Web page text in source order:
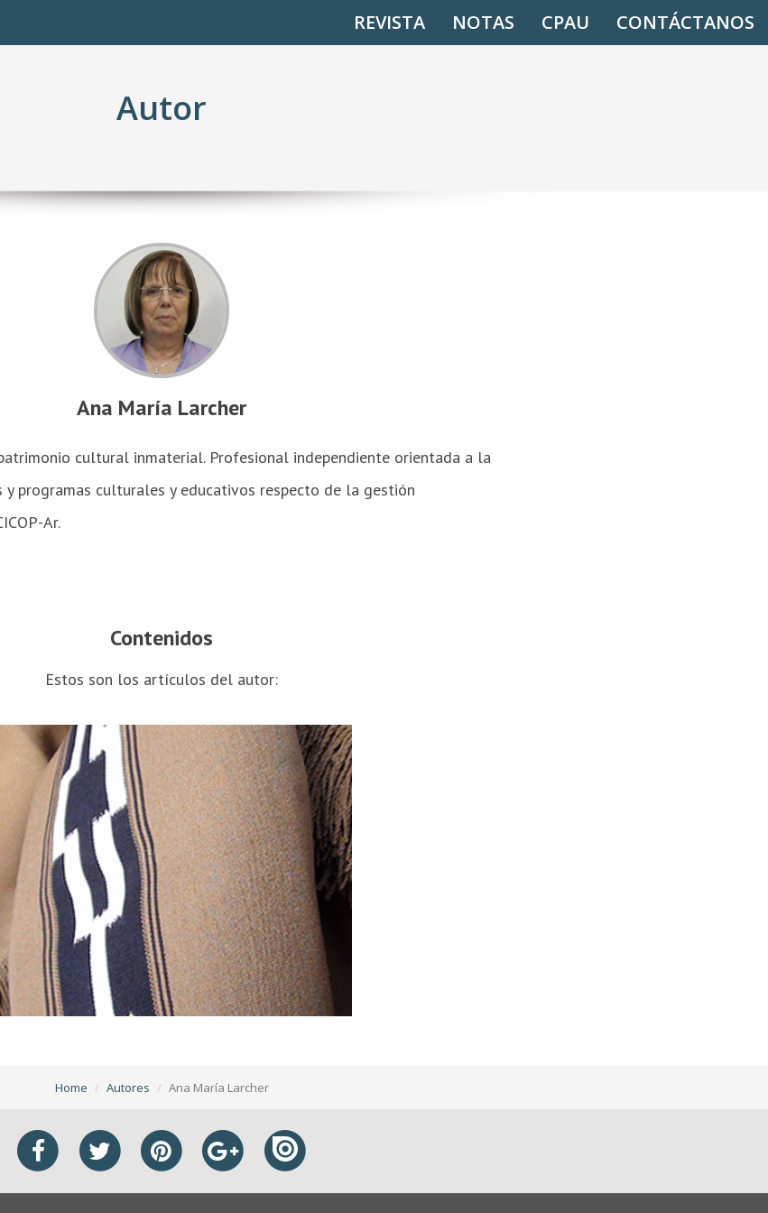
REVISTA NOTAS CPAU CONTÁCTANOS
Autor
Ana María Larcher
cultural inmaterial. Profesional independiente orientada a la
programas culturales y educativos respecto de la gestión
Ar.
Contenidos
Estos son los artículos del autor:
Home Autores Ana María Larcher